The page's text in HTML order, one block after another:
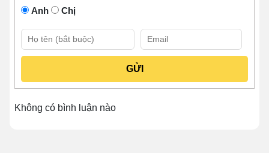
Máy đá viên phù hợp nhiều quy mô
Bạn đang tìm kiếm một giải pháp
nhanh – tiết kiệm chi phícho kinh doanh hoặc gia
👉 Đừng bỏ lỡ bộ sưu tập 56+ mẫu
Anh Chị
Không có bình luận nào